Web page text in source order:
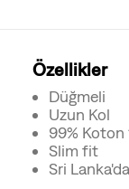
Özellikler
Düğmeli
Uzun Kol
99% Koton
Slim fit
Sri